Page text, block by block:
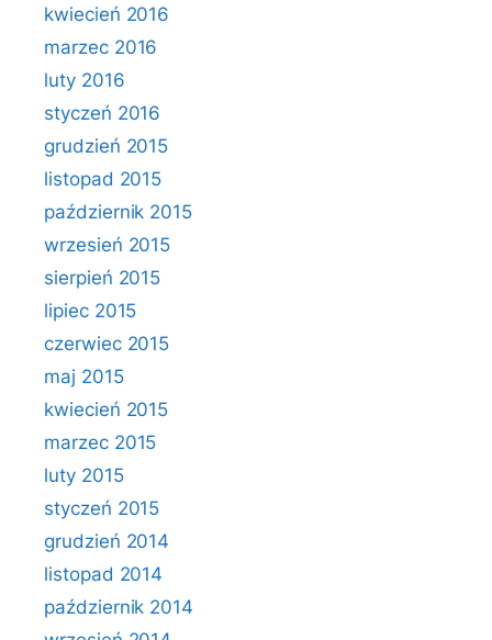
kwiecień 2016
marzec 2016
luty 2016
styczeń 2016
grudzień 2015
listopad 2015
październik 2015
wrzesień 2015
sierpień 2015
lipiec 2015
czerwiec 2015
maj 2015
kwiecień 2015
marzec 2015
luty 2015
styczeń 2015
grudzień 2014
listopad 2014
październik 2014